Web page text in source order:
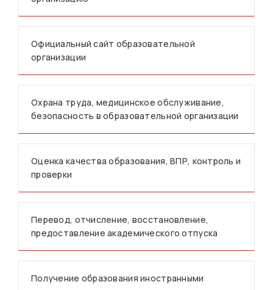
Официальный сайт образовательной
организации
Охрана труда, медицинское обслуживание,
безопасность в образовательной организации
Оценка качества образования, ВПР, контроль и
проверки
Перевод, отчисление, восстановление,
предоставление академического отпуска
Получение образования иностранными